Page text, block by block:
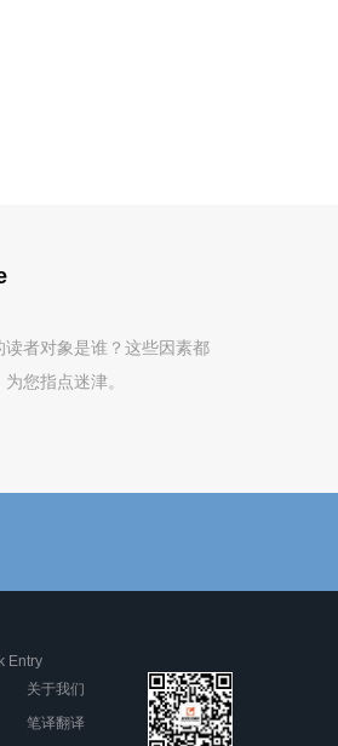
者对象是谁？这些因素都
您指点迷津。
Entry
关于我们
笔译翻译